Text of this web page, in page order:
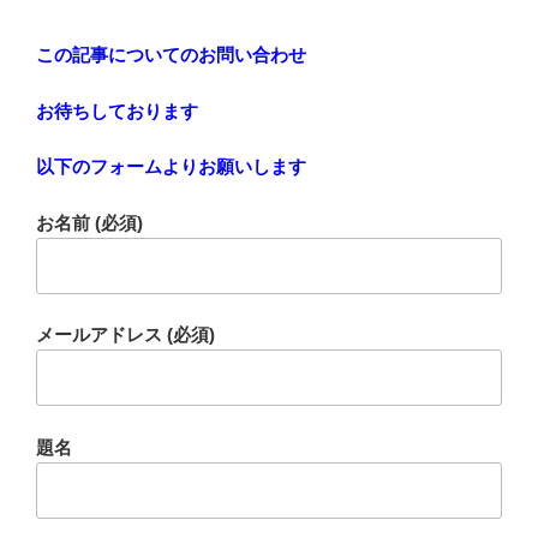
この記事についてのお問い合わせ
お待ちしております
以下のフォームよりお願いします
お名前 (必須)
メールアドレス (必須)
題名